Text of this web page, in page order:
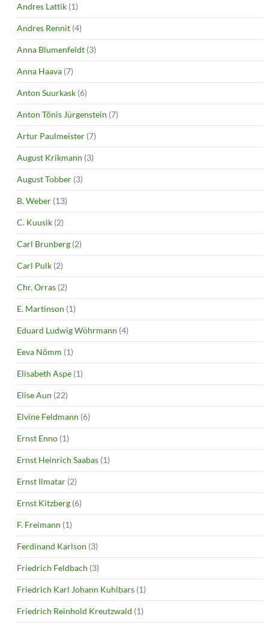
Andres Lattik (1)
Andres Rennit (4)
Anna Blumenfeldt (3)
Anna Haava (7)
Anton Suurkask (6)
Anton Tõnis Jürgenstein (7)
Artur Paulmeister (7)
August Krikmann (3)
August Tobber (3)
B. Weber (13)
C. Kuusik (2)
Carl Brunberg (2)
Carl Pulk (2)
Chr. Orras (2)
E. Martinson (1)
Eduard Ludwig Wöhrmann (4)
Eeva Nõmm (1)
Elisabeth Aspe (1)
Elise Aun (22)
Elvine Feldmann (6)
Ernst Enno (1)
Ernst Heinrich Saabas (1)
Ernst Ilmatar (2)
Ernst Kitzberg (6)
F. Freimann (1)
Ferdinand Karlson (3)
Friedrich Feldbach (3)
Friedrich Karl Johann Kuhlbars (1)
Friedrich Reinhold Kreutzwald (1)